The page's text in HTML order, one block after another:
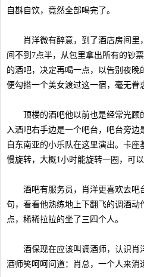
自斟自饮，竟然全部喝完了。
肖洋微有醉意，到了酒店房间里
间不到7点半，从包里拿出所有的钞
的酒吧，决定再喝一点，以告别夜晚
便勾搭一个美女渡过这一宿，毫无眷
顶楼的酒吧他以前也是经常光顾
入酒吧右手边是一个吧台，吧台旁
自东南亚的小乐队在这里演出。卡
慢旋转，大概1小时能旋转一圈，可以
酒吧有服务员，肖洋更喜欢去吧
句，看看他熟练地上下翻飞的调酒动
点，稀稀拉拉的坐了三四个人。
酒保现在应该叫调酒师，认识肖
酒师笑呵呵问道：肖总，一个人来消